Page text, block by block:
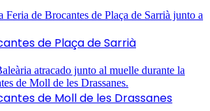
de Plaça de Sarrià
de Moll de les Drassanes